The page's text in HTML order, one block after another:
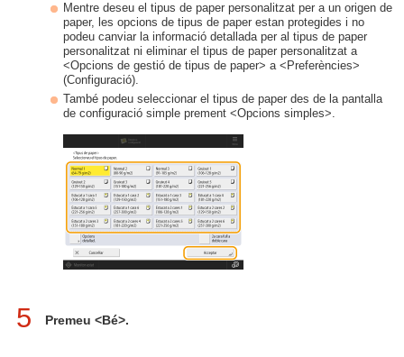
Mentre deseu el tipus de paper personalitzat per a un origen de
paper, les opcions de tipus de paper estan protegides i no
podeu canviar la informació detallada per al tipus de paper
personalitzat ni eliminar el tipus de paper personalitzat a
<Opcions de gestió de tipus de paper> a <Preferències>
(Configuració).
També podeu seleccionar el tipus de paper des de la pantalla
de configuració simple prement <Opcions simples>.
5 Premeu <Bé>.